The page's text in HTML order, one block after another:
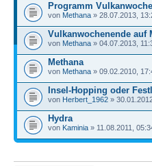
Programm
von Methana » 28.07.2013,
Vulkanwochenende auf
von Methana » 04.07.2013,
Methana
von Methana » 09.02.2010,
Insel-Hopping oder
von Herbert_1962 »
Hydra
von Kaminia » 11.08.2011,